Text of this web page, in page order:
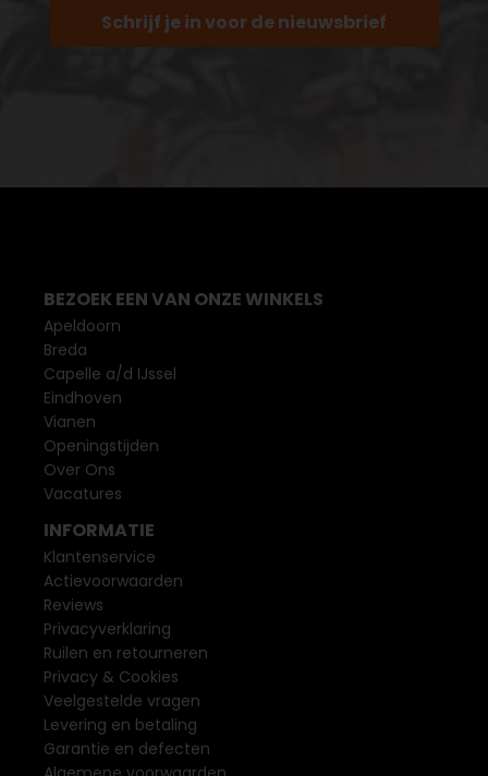
Schrijf je in voor de nieuwsbrief
BEZOEK EEN VAN ONZE WINKELS
Apeldoorn
Breda
Capelle a/d IJssel
Eindhoven
Vianen
Openingstijden
Over Ons
Vacatures
INFORMATIE
Klantenservice
Actievoorwaarden
Reviews
Privacyverklaring
Ruilen en retourneren
Privacy & Cookies
Veelgestelde vragen
Levering en betaling
Garantie en defecten